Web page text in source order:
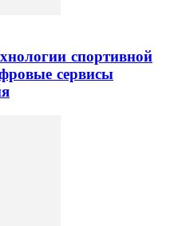
спортивной
сервисы